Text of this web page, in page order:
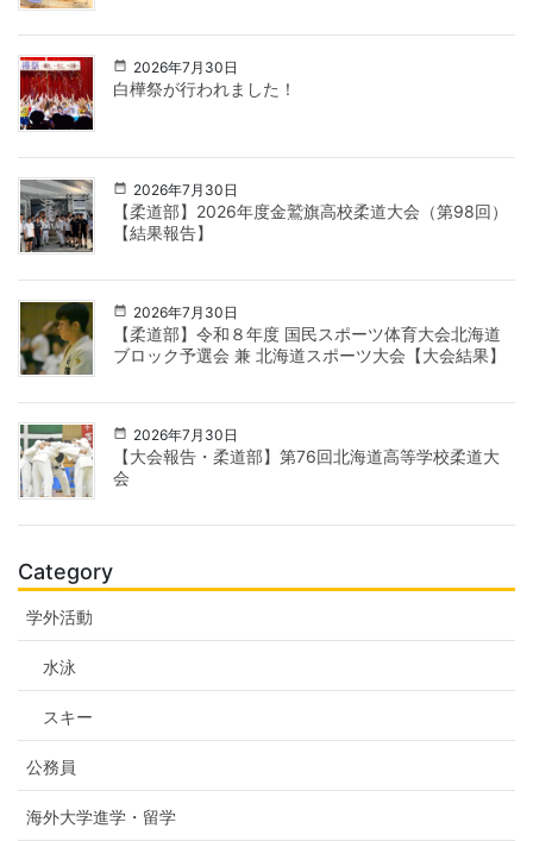
2026年7月30日
白樺祭が行われました！
2026年7月30日
【柔道部】2026年度金鷲旗高校柔道大会（第98回）
【結果報告】
2026年7月30日
【柔道部】令和８年度 国民スポーツ体育大会北海道
ブロック予選会 兼 北海道スポーツ大会【大会結果】
2026年7月30日
【大会報告・柔道部】第76回北海道高等学校柔道大
会
Category
学外活動
水泳
スキー
公務員
海外大学進学・留学